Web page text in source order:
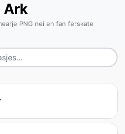
Ark
PNG nei en fan ferskate